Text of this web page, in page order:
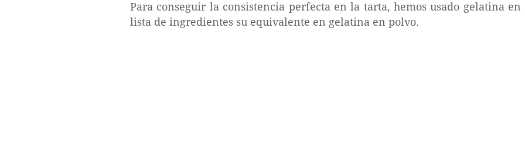
Para conseguir la consistencia perfecta en la tarta, hemos usado gelatina
lista de ingredientes su equivalente en gelatina en polvo.